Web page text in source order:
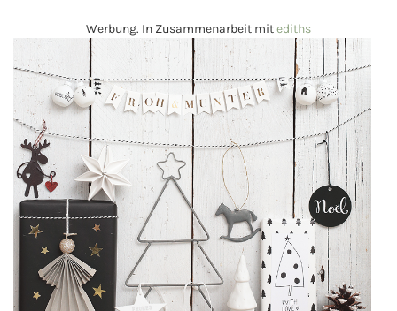
Werbung. In Zusammenarbeit mitediths